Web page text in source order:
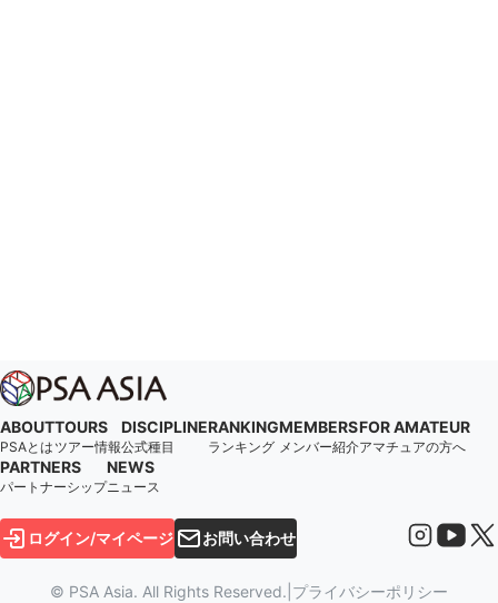
ABOUT
PSAとは
TOURS
ツアー情報
DISCIPLINE
公式種目
RANKING
ランキング
MEMBERS
メンバー紹介
FOR AMATEUR
アマチュアの方へ
PARTNERS
パートナーシップ
NEWS
ニュース
ログイン/マイページ お問い合わせ
© PSA Asia. All Rights Reserved. プライバシーポリシー